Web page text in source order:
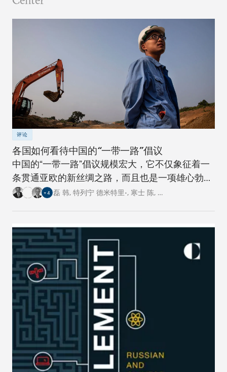
评论
各国如何看待中国的“一带一路”倡议
中国的“一带一路”倡议规模宏大，它不仅象征着一
条贯通亚欧的新丝绸之路，而且也是一项雄心勃勃
的跨国基础设施建设工程。对此，卡内基四个研究
+4 磊 韩, 特列宁 德米特里•, 寒士 陈, …